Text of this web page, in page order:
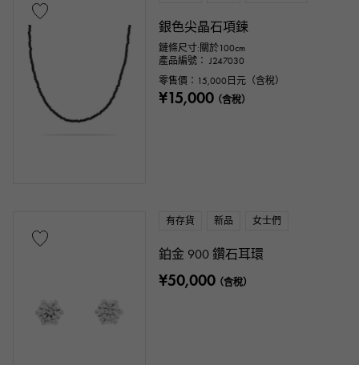
銀色尖晶石項鍊
鏈條尺寸:關於100cm
產品編號： J247030
零售價： 15,000 日元（含稅）
¥15,000（含稅）
有存貨 新品 女士們
鉑金 900 鑽石耳環
¥50,000（含稅）